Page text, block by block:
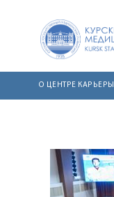
О ЦЕНТРЕ КАРЬЕРЫ
центре карьеры
План работы
Новости и